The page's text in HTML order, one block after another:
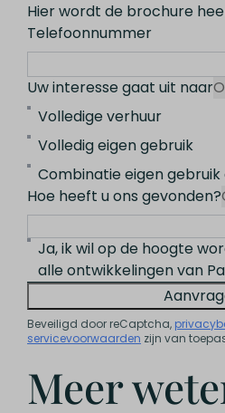
Hier wordt de brochure
Telefoonnummer
Uw interesse gaat uit naar
Volledige verhuur
Volledig eigen gebruik
Combinatie eigen
Hoe heeft u ons gevonden?
Ja, ik wil op de hoogte
alle ontwikkelingen van
Beveiligd door reCaptcha,
servicevoorwaarden zijn van
Meer